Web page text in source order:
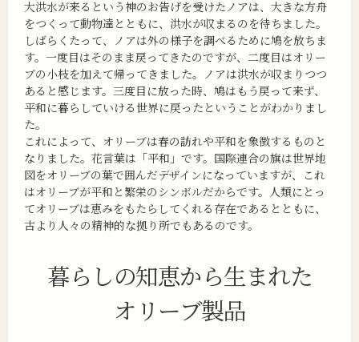
大洪水が来るという神のお告げを受けたノアは、大きな方舟
をつくって動物達とともに、洪水が収まるのを待ちました。
しばらくたって、ノアは外の様子を調べるために鳩を放ちま
す。一度目はそのまま戻ってきたのですが、二度目はオリー
ブの小枝を加えて帰ってきました。ノアは洪水が収まりつつ
あると感じます。三度目に放った時、鳩はもう戻って来ず、
平和に暮らしていける世界に戻ったということがわかりまし
た。
これによって、オリーブは春の訪れや平和を象徴するものと
なりました。花言葉は「平和」です。国際連合の旗は世界地
図をオリーブの葉で囲んだデザインになっていますが、これ
はオリーブが平和と繁栄のシンボルだからです。人類にとっ
てオリーブは恵みをもたらしてくれる存在であるとともに、
古より人々の精神的な拠り所でもあるのです。
暮らしの知恵から生まれた
オリーブ製品